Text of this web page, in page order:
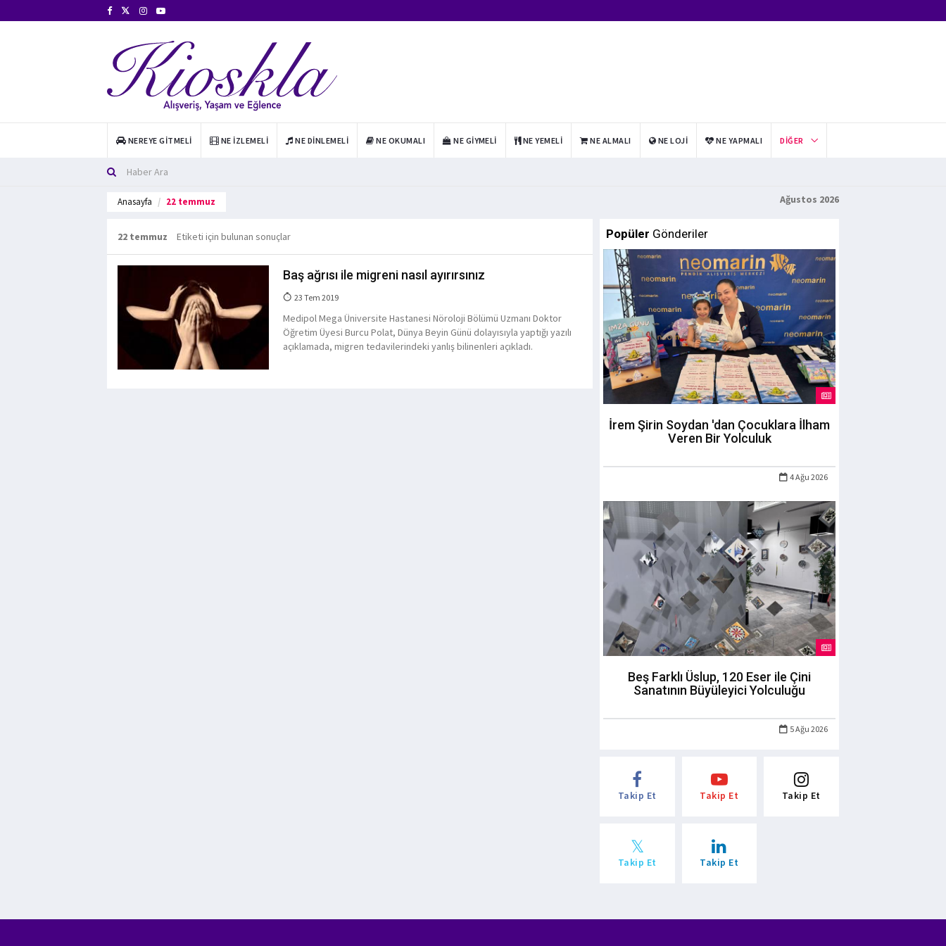
NEREYE GITMELI NE İZLEMELI NE DINLEMELI NE OKUMALI NE GIYMELI NE YEMELI NE ALMALI NE LOJI NE YAPMALI DIĞER
Anasayfa 22 temmuz Ağustos 2026
22 temmuz Etiketi için bulunan sonuçlar
Baş ağrısı ile migreni nasıl ayırırsınız
23 Tem 2019
Medipol Mega Üniversite Hastanesi Nöroloji Bölümü Uzmanı Doktor
Öğretim Üyesi Burcu Polat, Dünya Beyin Günü dolayısıyla yaptığı yazılı
açıklamada, migren tedavilerindeki yanlış bilinenleri açıkladı.
Popüler Gönderiler
İrem Şirin Soydan 'dan Çocuklara İlham
Veren Bir Yolculuk
4 Ağu 2026
Beş Farklı Üslup, 120 Eser ile Çini
Sanatının Büyüleyici Yolculuğu
5 Ağu 2026
Takip Et Takip Et Takip Et
Takip Et Takip Et